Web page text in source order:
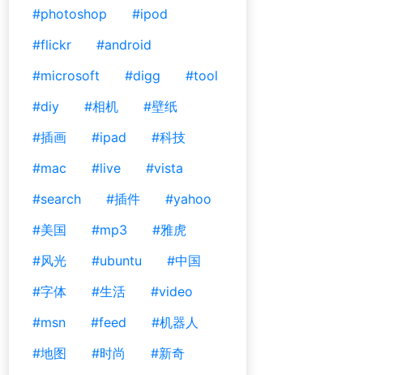
#photoshop
#ipod
#flickr
#android
#microsoft
#digg
#tool
#diy
#相机
#壁纸
#插画
#ipad
#科技
#mac
#live
#vista
#search
#插件
#yahoo
#美国
#mp3
#雅虎
#风光
#ubuntu
#中国
#字体
#生活
#video
#msn
#feed
#机器人
#地图
#时尚
#新奇